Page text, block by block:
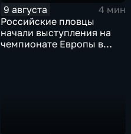
9 августа
4 мин
Российские пловцы
начали выступления на
чемпионате Европы в